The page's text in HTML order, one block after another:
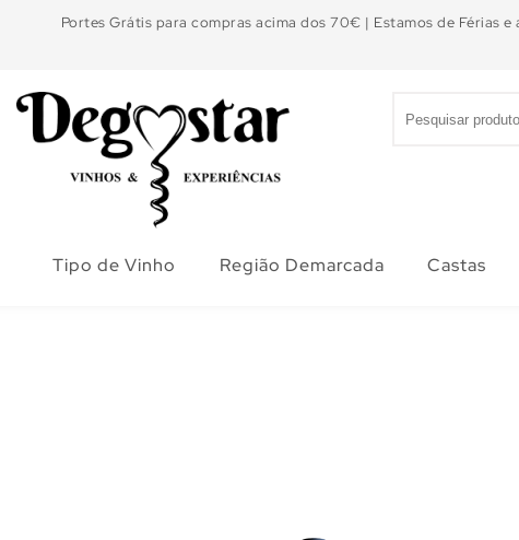
Portes Grátis para compras acima dos 70€ | Estamos de Férias
Tipo de Vinho Região Demarcada Castas